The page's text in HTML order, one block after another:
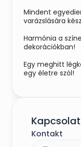
Mindent
varázslására
Harmónia a
dekorációkban!
Egy meghitt
egy életre szól!
Kapcsolat
Kontakt